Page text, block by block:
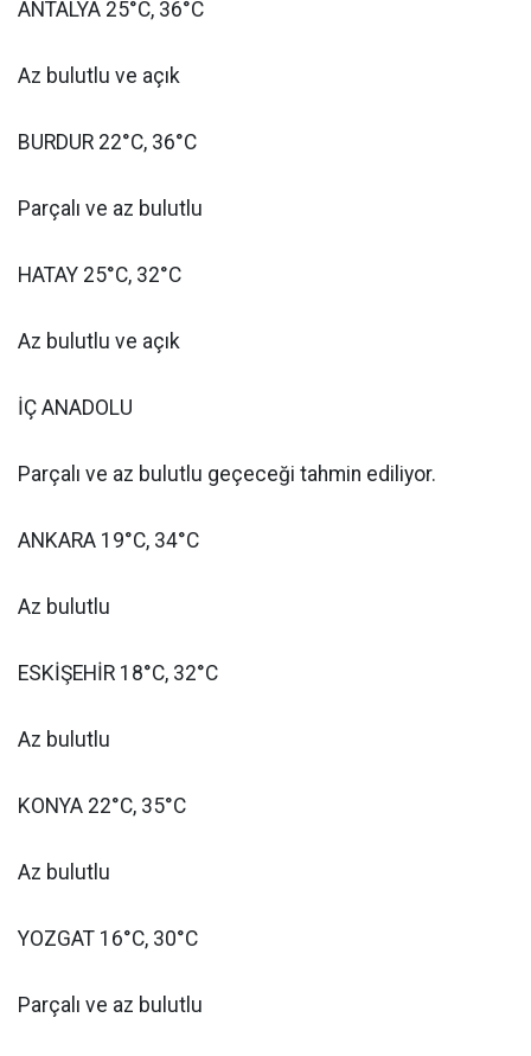
ANTALYA 25°C, 36°C
Az bulutlu ve açık
BURDUR 22°C, 36°C
Parçalı ve az bulutlu
HATAY 25°C, 32°C
Az bulutlu ve açık
İÇ ANADOLU
Parçalı ve az bulutlu geçeceği tahmin ediliyor.
ANKARA 19°C, 34°C
Az bulutlu
ESKİŞEHİR 18°C, 32°C
Az bulutlu
KONYA 22°C, 35°C
Az bulutlu
YOZGAT 16°C, 30°C
Parçalı ve az bulutlu